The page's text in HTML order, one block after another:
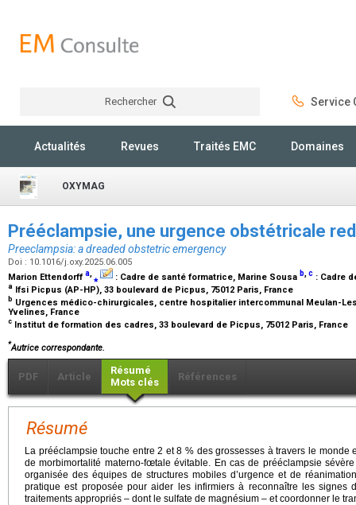
Rechercher Service
Actualités Revues Traités EMC Domaines
OXYMAG
Prééclampsie, une urgence obstétricale
Preeclampsia: a dreaded obstetric emergency
Doi : 10.1016/j.oxy.2025.06.005
Marion Ettendorff a,⁎ : Cadre de santé formatrice, Marine Sousa b,c : Cadre
a Ifsi Picpus (AP-HP), 33 boulevard de Picpus, 75012 Paris, France
b Urgences médico-chirurgicales, centre hospitalier intercommunal Meulan-
Yvelines, France
c Institut de formation des cadres, 33 boulevard de Picpus, 75012 Paris, France
*Autrice correspondante.
PDF Article
Résumé
Mots clés
Références
Résumé
La prééclampsie touche entre 2 et 8 % des grossesses à travers le monde
de morbimortalité materno-fœtale évitable. En cas de prééclampsie
organisée des équipes de structures mobiles d’urgence et de
pratique est proposée pour aider les infirmiers à reconnaître les signes
traitements appropriés – dont le sulfate de magnésium – et coordonner le